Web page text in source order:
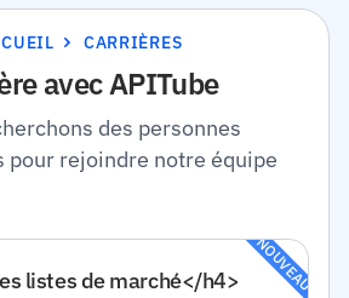
CARRIÈRES
avec APITube
des personnes
pour rejoindre notre équipe
NOUVEAU
listes de marché</h4>